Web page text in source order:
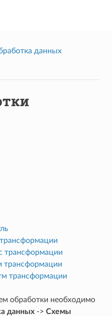
данных
трансформации
трансформации
трансформации
обработки необходимо
данных-> Схемы